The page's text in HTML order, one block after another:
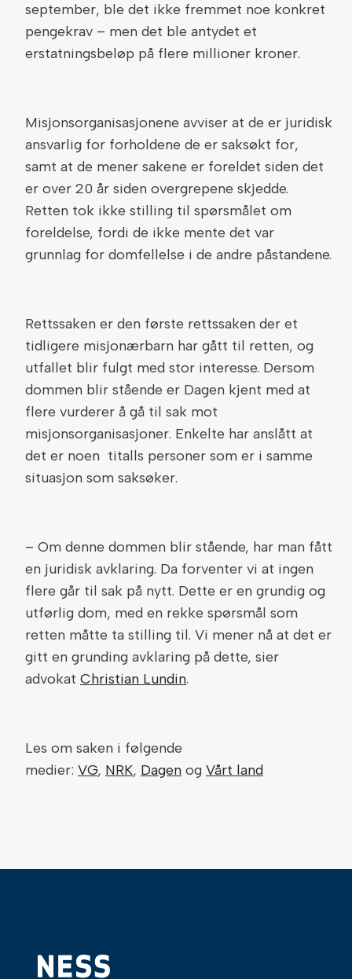
september, ble det ikke fremmet noe konkret
pengekrav – men det ble antydet et
erstatningsbeløp på flere millioner kroner.
Misjonsorganisasjonene avviser at de er juridisk
ansvarlig for forholdene de er saksøkt for,
samt at de mener sakene er foreldet siden det
er over 20 år siden overgrepene skjedde.
Retten tok ikke stilling til spørsmålet om
foreldelse, fordi de ikke mente det var
grunnlag for domfellelse i de andre påstandene.
Rettssaken er den første rettssaken der et
tidligere misjonærbarn har gått til retten, og
utfallet blir fulgt med stor interesse. Dersom
dommen blir stående er Dagen kjent med at
flere vurderer å gå til sak mot
misjonsorganisasjoner. Enkelte har anslått at
det er noen titalls personer som er i samme
situasjon som saksøker.
– Om denne dommen blir stående, har man fått
en juridisk avklaring. Da forventer vi at ingen
flere går til sak på nytt. Dette er en grundig og
utførlig dom, med en rekke spørsmål som
retten måtte ta stilling til. Vi mener nå at det er
gitt en grunding avklaring på dette, sier
advokat Christian Lundin.
Les om saken i følgende
medier: VG, NRK, Dagen og Vårt land